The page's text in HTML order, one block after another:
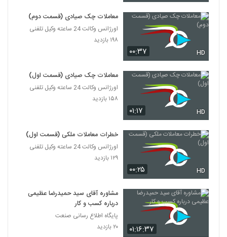
۰۰:۳۷ HD
معاملات چک صیادی (قسمت دوم)
اورژانس وکالت 24 ساعته وکیل تلفنی
۱۹۸ بازدید
۰۱:۱۷ HD
معاملات چک صیادی (قسمت اول)
اورژانس وکالت 24 ساعته وکیل تلفنی
۱۵۸ بازدید
۰۰:۲۵ HD
خطرات معاملات ملکی (قسمت اول)
اورژانس وکالت 24 ساعته وکیل تلفنی
۱۲۹ بازدید
۰۱:۱۶:۳۷
مشاوره آقای سید حمیدرضا عظیمی
درباره کسب و کار
پایگاه اطلاع رسانی صنعت
۲۰ بازدید